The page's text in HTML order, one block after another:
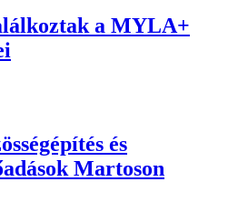
a MYLA+
és
Martoson